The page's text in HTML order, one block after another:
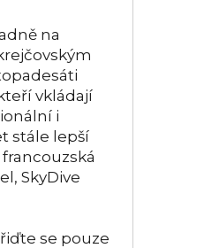
na
vkládají
i
stále lepší
SkyDive
se pouze